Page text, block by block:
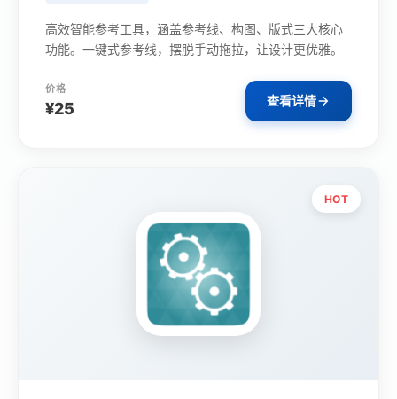
高效智能参考工具，涵盖参考线、构图、版式三大核心
功能。一键式参考线，摆脱手动拖拉，让设计更优雅。
价格
¥25 查看详情
HOT